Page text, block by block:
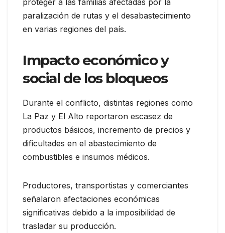
proteger a las familias afectadas por la
paralización de rutas y el desabastecimiento
en varias regiones del país.
Impacto económico y
social de los bloqueos
Durante el conflicto, distintas regiones como
La Paz y El Alto reportaron escasez de
productos básicos, incremento de precios y
dificultades en el abastecimiento de
combustibles e insumos médicos.
Productores, transportistas y comerciantes
señalaron afectaciones económicas
significativas debido a la imposibilidad de
trasladar su producción.